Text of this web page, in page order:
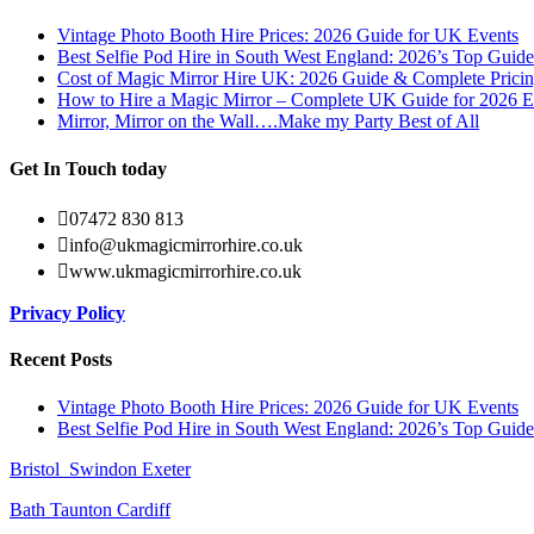
Vintage Photo Booth Hire Prices: 2026 Guide for UK Events
Best Selfie Pod Hire in South West England: 2026’s Top Guide
Cost of Magic Mirror Hire UK: 2026 Guide & Complete
How to Hire a Magic Mirror – Complete UK Guide for 2026
Mirror, Mirror on the Wall….Make my Party Best of All
Get In Touch today
07472 830 813
info@ukmagicmirrorhire.co.uk
www.ukmagicmirrorhire.co.uk
Privacy Policy
Recent Posts
Vintage Photo Booth Hire Prices: 2026 Guide for UK Events
Best Selfie Pod Hire in South West England: 2026’s Top Guide
Bristol Swindon Exeter
Bath Taunton Cardiff